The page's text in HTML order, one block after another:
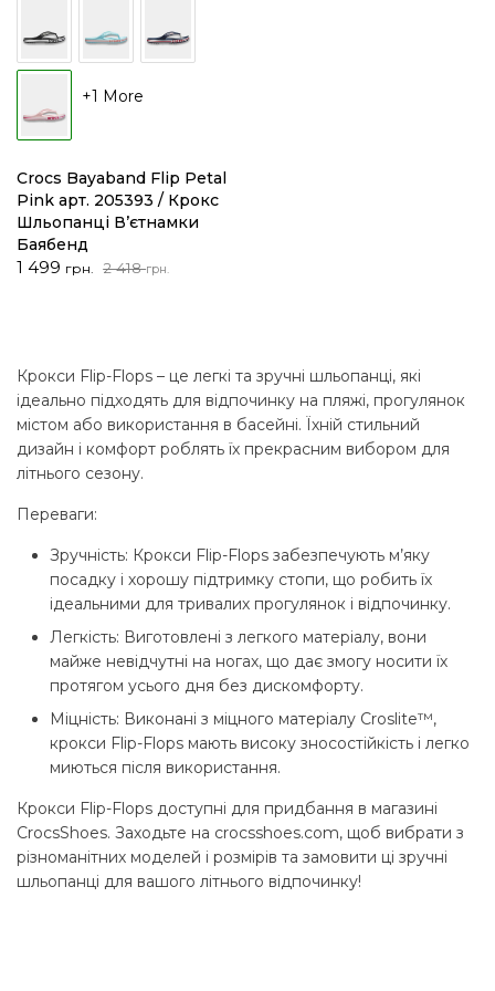
Крокси Flip-Flops – це легкі та зручні шльопанці, які
ідеально підходять для відпочинку на пляжі, прогулянок
містом або використання в басейні. Їхній стильний
дизайн і комфорт роблять їх прекрасним вибором для
літнього сезону.
Переваги:
Зручність: Крокси Flip-Flops забезпечують м’яку
посадку і хорошу підтримку стопи, що робить їх
ідеальними для тривалих прогулянок і відпочинку.
Легкість: Виготовлені з легкого матеріалу, вони
майже невідчутні на ногах, що дає змогу носити їх
протягом усього дня без дискомфорту.
Міцність: Виконані з міцного матеріалу Croslite™,
крокси Flip-Flops мають високу зносостійкість і легко
миються після використання.
Крокси Flip-Flops доступні для придбання в магазині
CrocsShoes. Заходьте на crocsshoes.com, щоб вибрати з
різноманітних моделей і розмірів та замовити ці зручні
шльопанці для вашого літнього відпочинку!
+1 More
Crocs Bayaband Flip Petal
Pink арт. 205393 / Крокс
Шльопанці В’єтнамки
Баябенд
2 418грн.
Оригінальна
1 499 грн.
Поточна